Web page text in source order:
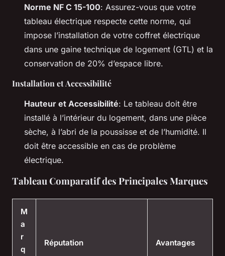
Norme NF C 15-100: Assurez-vous que votre
tableau électrique respecte cette norme, qui
impose l’installation de votre coffret électrique
dans une gaine technique de logement (GTL) et la
conservation de 20% d’espace libre.
Installation et Accessibilité
Hauteur et Accessibilité: Le tableau doit être
installé à l’intérieur du logement, dans une pièce
sèche, à l’abri de la poussisse et de l’humidité. Il
doit être accessible en cas de problème
électrique.
Tableau Comparatif des Principales Marques
M
a
r
q
Réputation Avantages